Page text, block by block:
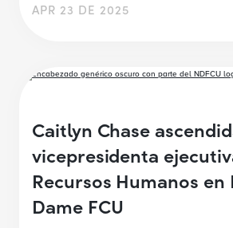
APR 23 DE 2025
Caitlyn Chase
vicepresidenta
Recursos Humanos en
Dame FCU